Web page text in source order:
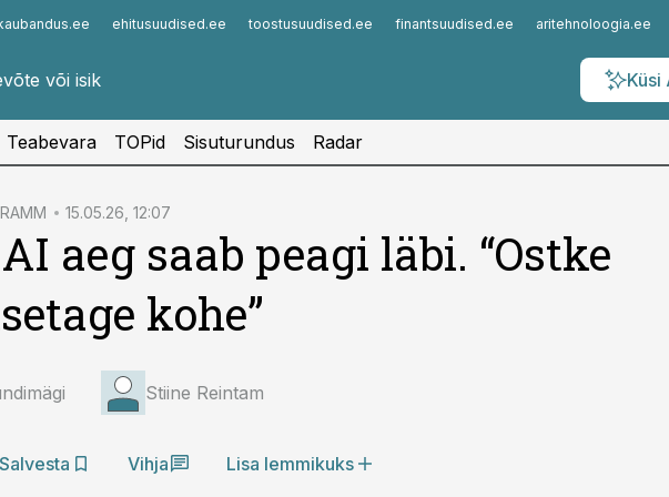
ehitusuudised.ee toostusuudised.ee finantsuudised.ee aritehnoloogia.ee
Küsi
Infopank
Teabevara TOPid Sisuturundus Radar
15.05.26, 12:07
aeg saab peagi läbi. “Ostke
kohe”
Stiine Reintam
Salvesta Vihja Lisa lemmikuks